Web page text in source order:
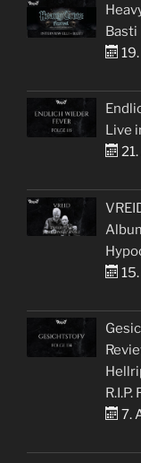
Basti
Live
7.